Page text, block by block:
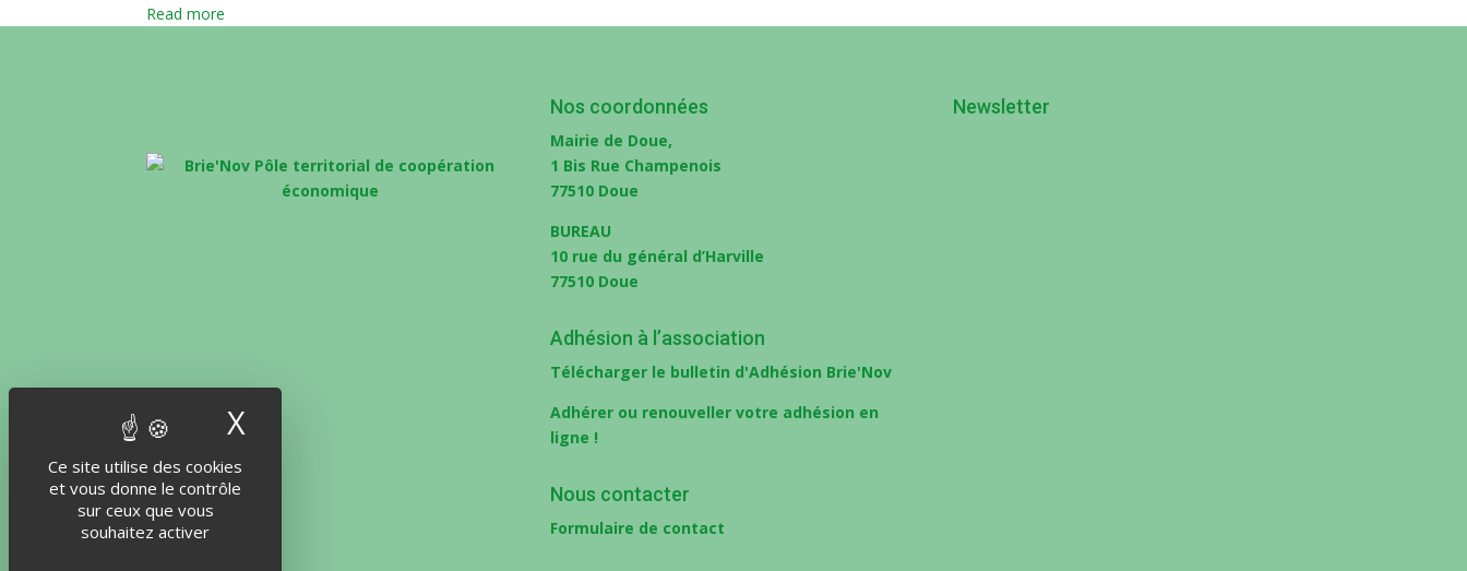
Ce site utilise des cookies
et vous donne le contrôle
sur ceux que vous
souhaitez activer
X Masquer le bandeau des cookies
Read more
Nos coordonnées
Mairie de Doue,
1 Bis Rue Champenois
77510 Doue
BUREAU
10 rue du général d’Harville
77510 Doue
Adhésion à l’association
Télécharger le bulletin d'Adhésion Brie'Nov
Adhérer ou renouveller votre adhésion en
ligne !
Nous contacter
Formulaire de contact
Newsletter